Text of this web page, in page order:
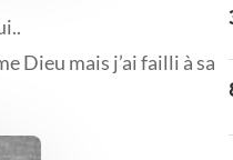
Dieu mais j’ai failli à sa